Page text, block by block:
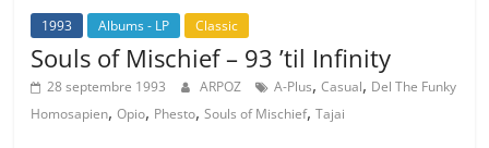
1993 Albums - LP Classic
Souls of Mischief – 93 ’til Infinity
28 septembre 1993 ARPOZ A-Plus,Casual, Del The Funky
Homosapien,Opio, Phesto,Souls of Mischief,Tajai